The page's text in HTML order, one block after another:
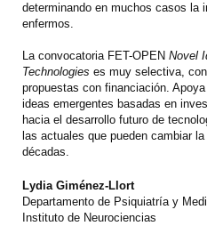
determinando en muchos casos la
enfermos.
La convocatoria FET-OPEN Novel
Technologies es muy selectiva,
propuestas con financiación.
ideas emergentes basadas en
hacia el desarrollo futuro de
las actuales que pueden cambiar
décadas.
Lydia Giménez-Llort
Departamento de Psiquiatría y
Instituto de Neurociencias